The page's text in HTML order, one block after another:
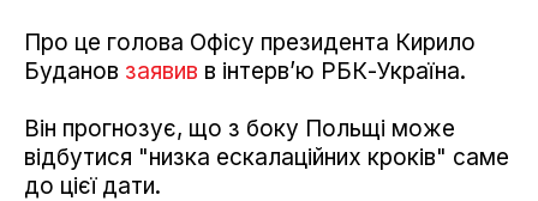
Про це голова Офісу президента Кирило
Буданов заявив в інтерв’ю РБК-Україна.
Він прогнозує, що з боку Польщі може
відбутися "низка ескалаційних кроків" саме
до цієї дати.